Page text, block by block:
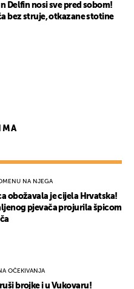
Delfin nosi sve pred sobom!
bez struje, otkazane stotine
NA NJEGA
obožavala je cijela Hrvatska!
pjevača projurila špicom
OČEKIVANJA
brojke i u Vukovaru!